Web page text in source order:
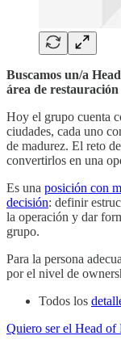
Buscamos un/a
área de
Hoy el grupo cuenta
ciudades, cada uno
de madurez. El reto
convertirlos en una
Es una posición con
decisión: definir
la operación y dar
grupo.
Para la persona
por el nivel de
Todos los
Quiero ser el Head